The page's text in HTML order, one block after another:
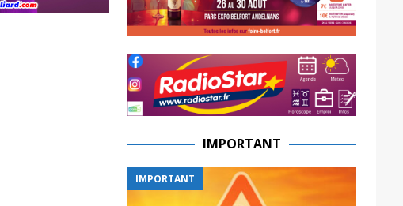
IMPORTANT
IMPORTANT